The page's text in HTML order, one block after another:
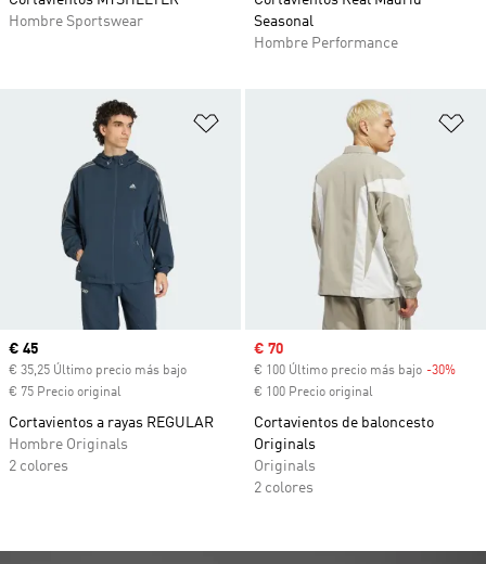
Hombre Sportswear
Seasonal
Hombre Performance
Añadir a la lista de deseos
Precio actual
€ 45
€ 35,25 Último precio más bajo
€ 75 Precio original
Cortavientos a rayas REGULAR
Hombre Originals
2 colores
Precio de venta
€ 70
€ 100 Último precio más bajo -30%
€ 100 Precio original
Cortavientos de baloncesto
Originals
Originals
2 colores